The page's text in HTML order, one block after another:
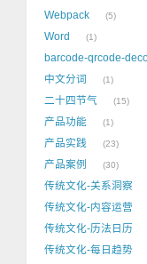
Webpack 5
Word 1
barcode-qrcode-
中文分词 1
二十四节气 15
产品功能 1
产品实践 23
产品案例 30
传统文化-关系洞察
传统文化-内容运营
传统文化-历法日历
传统文化-每日趋势